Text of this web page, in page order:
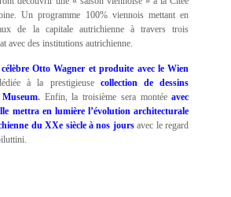
Un programme 100% viennois mettant en
de la capitale autrichienne à travers trois
avec des institutions autrichienne.
célèbre Otto Wagner et produite avec le Wien
à la prestigieuse collection de dessins
. Enfin, la troisième sera montéeavec
mettra en lumière l’évolution architecturale
du XXe siècle à nos jours avec le regard